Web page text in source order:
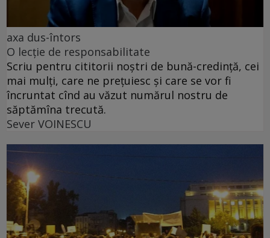
axa dus-întors
O lecție de responsabilitate
Scriu pentru cititorii noștri de bună-credință, cei
mai mulți, care ne prețuiesc și care se vor fi
încruntat cînd au văzut numărul nostru de
săptămîna trecută.
Sever VOINESCU